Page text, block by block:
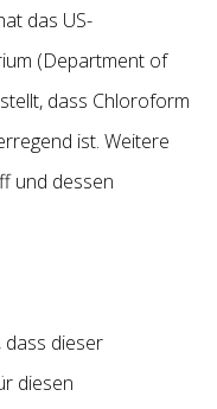
das US-
(Department of
dass Chloroform
ist. Weitere
und dessen
dass dieser
diesen